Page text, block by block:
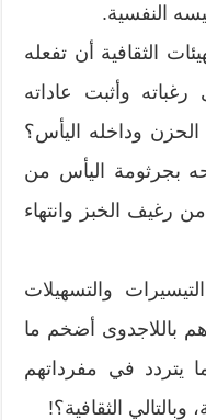
النفسية.
الثقافية أن تفعله
وأثبت عاداته
الحزن وداخله اليأس؟
بجرثومة اليأس من
رغيف الخبز وانتهاء
والتسهيلات
باللاجدوى أضخم ما
يتردد في مفرداتهم
وبالتالي الثقافية؟!